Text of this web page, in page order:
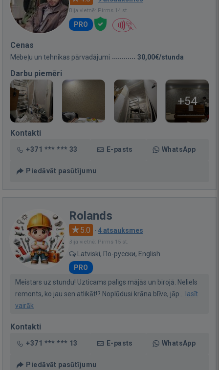
Bija vietnē: Pirms 14 st.
PRO
Cenas
Mēbeļu un tehnikas pārvadājumi 30,00€/stunda
Darbu piemēri
+54
Kontakti
+371 *** *** 33 E-pasts WhatsApp
Piedāvāt pasūtījumu
Rolands
5.0 · 4 atsauksmes
Bija vietnē: Pirms 15 st.
Latviski, По-русски, English
PRO
Meistars uz stundu! Uzticams palīgs mājās un birojā. Neliels
remonts, ko jau sen atlikāt!? Noplūdusi krāna blīve, jāp... lasīt
vairāk
Kontakti
+371 *** *** 13 E-pasts WhatsApp
Piedāvāt pasūtījumu